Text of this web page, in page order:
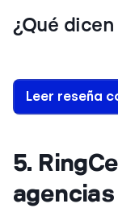
¿Qué
Leer reseña
5.